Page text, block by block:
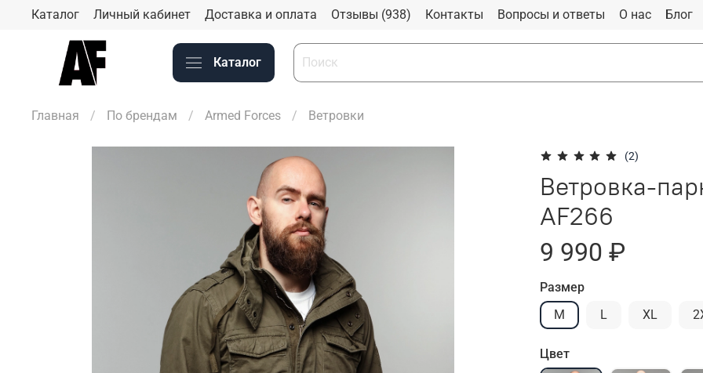
Каталог Личный кабинет Доставка и оплата Отзывы (938) Контакты Вопросы и ответы О нас Блог
Каталог
Главная По брендам Armed Forces Ветровки
(2)
Ветровка-
AF266
9 990 ₽
Размер
M
L XL
Цвет